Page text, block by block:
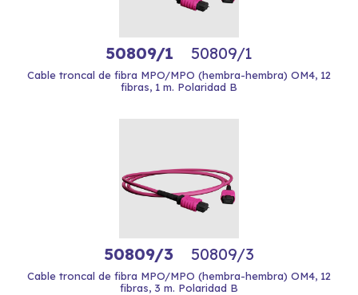
50809/1 50809/1
Cable troncal de fibra MPO/MPO (hembra-hembra) OM4, 12
fibras, 1 m. Polaridad B
50809/3 50809/3
Cable troncal de fibra MPO/MPO (hembra-hembra) OM4, 12
fibras, 3 m. Polaridad B